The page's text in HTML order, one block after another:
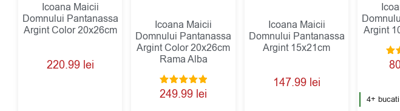
Icoana Maicii
Domnului Pantanassa
Argint Color 20x26cm
220.99 lei
Icoana Maicii
Domnului Pantanassa
Argint Color 20x26cm
Rama Alba
Evaluat la
5.00
249.99 lei
Icoana Maicii
Domnului Pantanassa
Argint 15x21cm
147.99 lei
Argint
4+ bucati